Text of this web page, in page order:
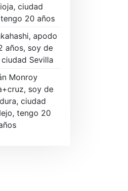
ciudad
20 años
apodo
años, soy de
Sevilla
Monroy
soy de
ciudad
tengo 20